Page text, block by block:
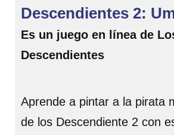
Descendientes 2:
Es un juego en línea de
Descendientes
Aprende a pintar a la pirata
de los Descendiente 2 con